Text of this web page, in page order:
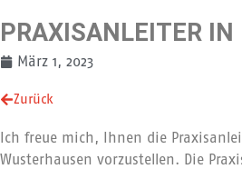
PRAXISANLEITER IN
März 1, 2023
Zurück
Ich freue mich, Ihnen die
Wusterhausen vorzustellen. Die